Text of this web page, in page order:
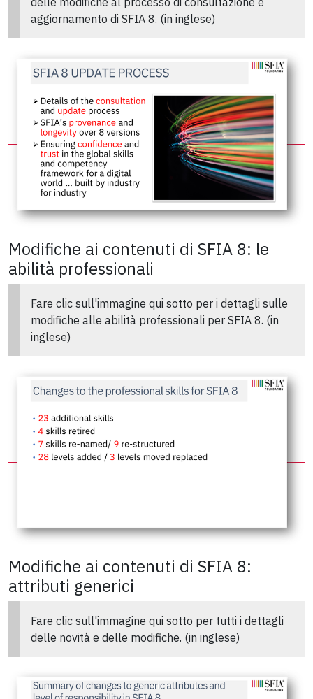
aggiornamento di SFIA 8. (in inglese)
Modifiche ai contenuti di SFIA 8: le
abilità professionali
Fare clic sull'immagine qui sotto per i dettagli sulle
modifiche alle abilità professionali per SFIA 8. (in
inglese)
Modifiche ai contenuti di SFIA 8:
attributi generici
Fare clic sull'immagine qui sotto per tutti i dettagli
delle novità e delle modifiche. (in inglese)